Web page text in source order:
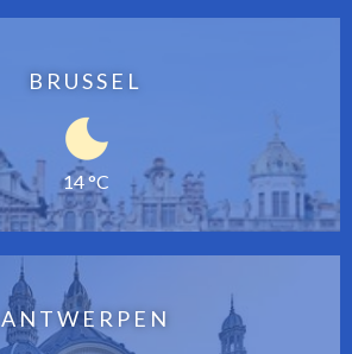
BRUSSEL
14 °C
ANTWERPEN